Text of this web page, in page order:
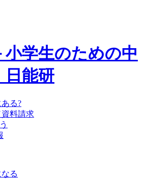
小学生のための中
日能研
る?
料請求
る